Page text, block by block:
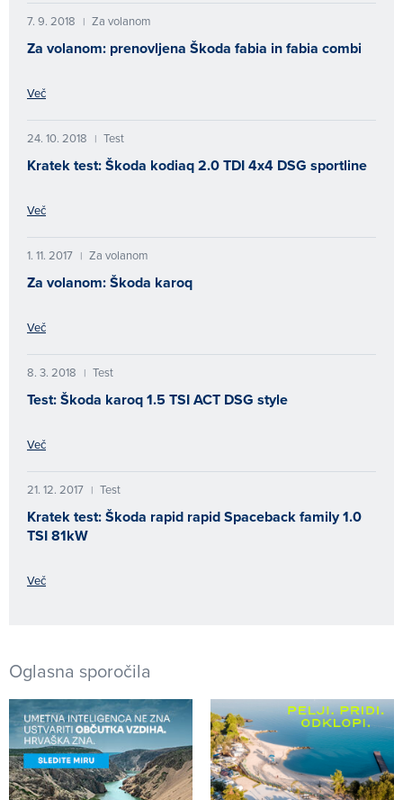
7. 9. 2018 | Za volanom
Za volanom: prenovljena Škoda fabia in fabia combi
Več
24. 10. 2018 | Test
Kratek test: Škoda kodiaq 2.0 TDI 4x4 DSG sportline
Več
1. 11. 2017 | Za volanom
Za volanom: Škoda karoq
Več
8. 3. 2018 | Test
Test: Škoda karoq 1.5 TSI ACT DSG style
Več
21. 12. 2017 | Test
Kratek test: Škoda rapid rapid Spaceback family 1.0
TSI 81kW
Več
Oglasna sporočila